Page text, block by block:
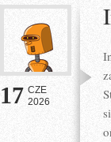
17 CZE
2026